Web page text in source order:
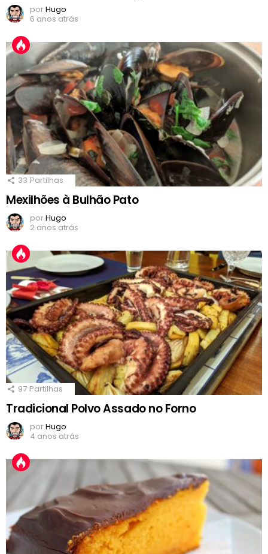
porHugo
6 anos atrás
33 Partilhas
Mexilhões à Bulhão Pato
porHugo
2 anos atrás
97 Partilhas
Tradicional Polvo Assado no Forno
porHugo
4 anos atrás